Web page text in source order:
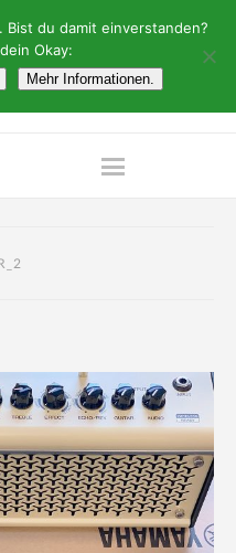
du damit einverstanden?
Okay:
Mehr Informationen.